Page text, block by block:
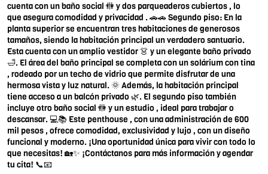
cuenta con un baño social 🚻 y dos parqueaderos cubiertos , lo
que asegura comodidad y privacidad . 🚗🚗 Segundo piso: En la
planta superior se encuentran tres habitaciones de generosos
tamaños, siendo la habitación principal un verdadero santuario.
Esta cuenta con un amplio vestidor 👗 y un elegante baño privado
🛁. El área del baño principal se completa con un solárium con tina
, rodeado por un techo de vidrio que permite disfrutar de una
hermosa vista y luz natural. 🌞 Además, la habitación principal
tiene acceso a un balcón privado 🌿. El segundo piso también
incluye otro baño social 🚻 y un estudio , ideal para trabajar o
descansar. 💻📚 Este penthouse , con una administración de 600
mil pesos , ofrece comodidad, exclusividad y lujo , con un diseño
funcional y moderno. ¡Una oportunidad única para vivir con todo lo
que necesitas! 🏡✨ ¡Contáctanos para más información y agendar
tu cita! 📞📧